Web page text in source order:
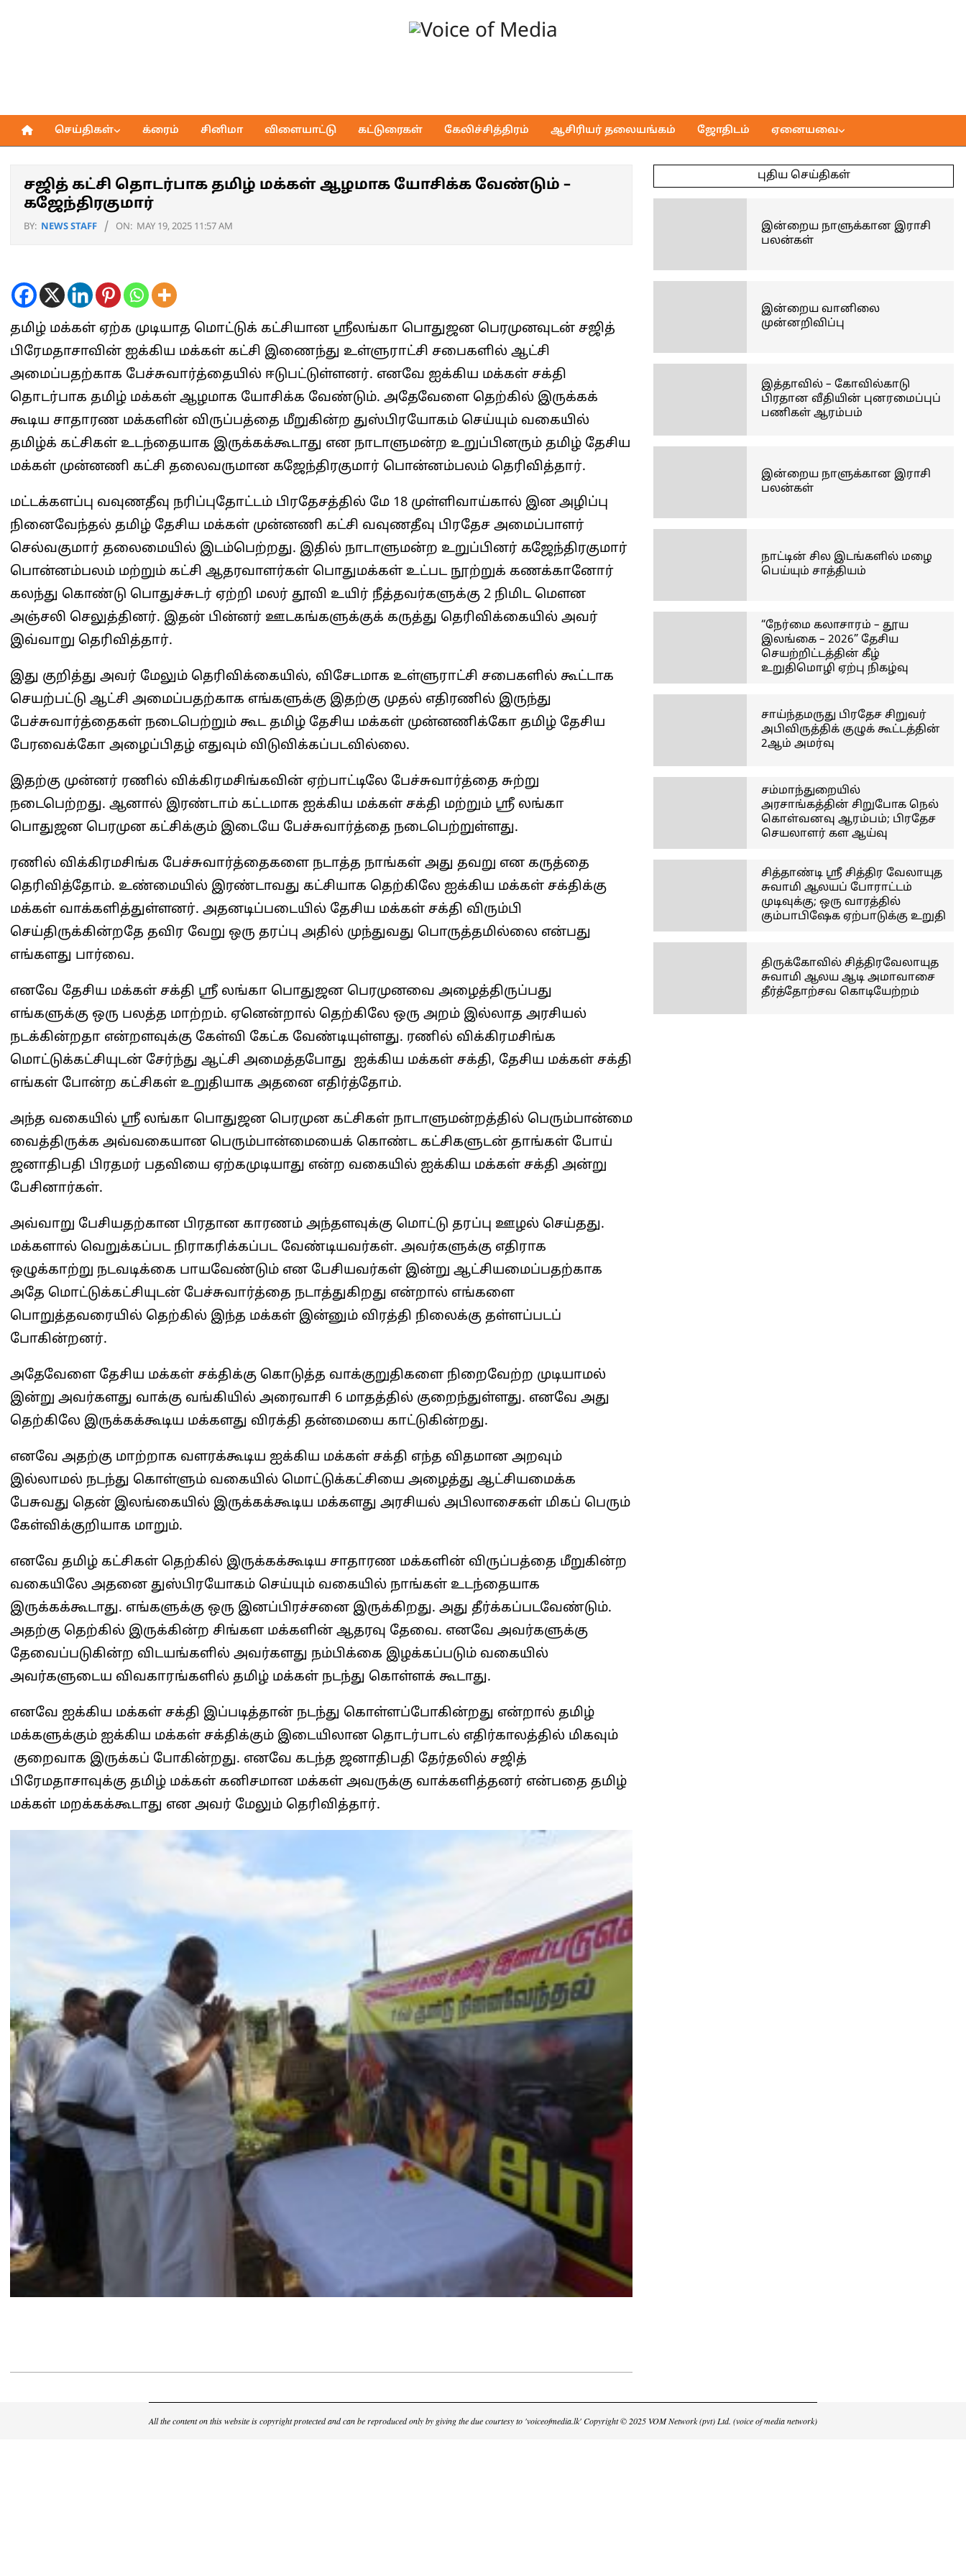
of
Media
Primary
செய்திகள் க்ரைம் சினிமா விளையாட்டு கட்டுரைகள் கேலிச்சித்திரம் ஆசிரியர் தலையங்கம் ஜோதிடம் ஏனையவை
சஜித் கட்சி தொடர்பாக தமிழ் மக்கள் ஆழமாக யோசிக்க வேண்டும் –
கஜேந்திரகுமார்
BY: NEWS STAFF ON: MAY 19, 2025 11:57 AM
தமிழ் மக்கள் ஏற்க முடியாத மொட்டுக் கட்சியான ஸ்ரீலங்கா பொதுஜன பெரமுனவுடன் சஜித்
பிரேமதாசாவின் ஐக்கிய மக்கள் கட்சி இணைந்து உள்ளுராட்சி சபைகளில் ஆட்சி
அமைப்பதற்காக பேச்சுவார்த்தையில் ஈடுபட்டுள்ளனர். எனவே ஐக்கிய மக்கள் சக்தி
தொடர்பாக தமிழ் மக்கள் ஆழமாக யோசிக்க வேண்டும். அதேவேளை தெற்கில் இருக்கக்
கூடிய சாதாரண மக்களின் விருப்பத்தை மீறுகின்ற துஸ்பிரயோகம் செய்யும் வகையில்
தமிழ்க் கட்சிகள் உடந்தையாக இருக்கக்கூடாது என நாடாளுமன்ற உறுப்பினரும் தமிழ் தேசிய
மக்கள் முன்னணி கட்சி தலைவருமான கஜேந்திரகுமார் பொன்னம்பலம் தெரிவித்தார்.
மட்டக்களப்பு வவுணதீவு நரிப்புதோட்டம் பிரதேசத்தில் மே 18 முள்ளிவாய்கால் இன அழிப்பு
நினைவேந்தல் தமிழ் தேசிய மக்கள் முன்னணி கட்சி வவுணதீவு பிரதேச அமைப்பாளர்
செல்வகுமார் தலைமையில் இடம்பெற்றது. இதில் நாடாளுமன்ற உறுப்பினர் கஜேந்திரகுமார்
பொன்னம்பலம் மற்றும் கட்சி ஆதரவாளர்கள் பொதுமக்கள் உட்பட நூற்றுக் கணக்கானோர்
கலந்து கொண்டு பொதுச்சுடர் ஏற்றி மலர் தூவி உயிர் நீத்தவர்களுக்கு 2 நிமிட மௌன
அஞ்சலி செலுத்தினர். இதன் பின்னர் ஊடகங்களுக்குக் கருத்து தெரிவிக்கையில் அவர்
இவ்வாறு தெரிவித்தார்.
இது குறித்து அவர் மேலும் தெரிவிக்கையில், விசேடமாக உள்ளுராட்சி சபைகளில் கூட்டாக
செயற்பட்டு ஆட்சி அமைப்பதற்காக எங்களுக்கு இதற்கு முதல் எதிரணில் இருந்து
பேச்சுவார்த்தைகள் நடைபெற்றும் கூட தமிழ் தேசிய மக்கள் முன்னணிக்கோ தமிழ் தேசிய
பேரவைக்கோ அழைப்பிதழ் எதுவும் விடுவிக்கப்படவில்லை.
இதற்கு முன்னர் ரணில் விக்கிரமசிங்கவின் ஏற்பாட்டிலே பேச்சுவார்த்தை சுற்று
நடைபெற்றது. ஆனால் இரண்டாம் கட்டமாக ஐக்கிய மக்கள் சக்தி மற்றும் ஸ்ரீ லங்கா
பொதுஜன பெரமுன கட்சிக்கும் இடையே பேச்சுவார்த்தை நடைபெற்றுள்ளது.
ரணில் விக்கிரமசிங்க பேச்சுவார்த்தைகளை நடாத்த நாங்கள் அது தவறு என கருத்தை
தெரிவித்தோம். உண்மையில் இரண்டாவது கட்சியாக தெற்கிலே ஐக்கிய மக்கள் சக்திக்கு
மக்கள் வாக்களித்துள்ளனர். அதனடிப்படையில் தேசிய மக்கள் சக்தி விரும்பி
செய்திருக்கின்றதே தவிர வேறு ஒரு தரப்பு அதில் முந்துவது பொருத்தமில்லை என்பது
எங்களது பார்வை.
எனவே தேசிய மக்கள் சக்தி ஸ்ரீ லங்கா பொதுஜன பெரமுனவை அழைத்திருப்பது
எங்களுக்கு ஒரு பலத்த மாற்றம். ஏனென்றால் தெற்கிலே ஒரு அறம் இல்லாத அரசியல்
நடக்கின்றதா என்றளவுக்கு கேள்வி கேட்க வேண்டியுள்ளது. ரணில் விக்கிரமசிங்க
மொட்டுக்கட்சியுடன் சேர்ந்து ஆட்சி அமைத்தபோது ஐக்கிய மக்கள் சக்தி, தேசிய மக்கள் சக்தி
எங்கள் போன்ற கட்சிகள் உறுதியாக அதனை எதிர்த்தோம்.
அந்த வகையில் ஸ்ரீ லங்கா பொதுஜன பெரமுன கட்சிகள் நாடாளுமன்றத்தில் பெரும்பான்மை
வைத்திருக்க அவ்வகையான பெரும்பான்மையைக் கொண்ட கட்சிகளுடன் தாங்கள் போய்
ஜனாதிபதி பிரதமர் பதவியை ஏற்கமுடியாது என்ற வகையில் ஐக்கிய மக்கள் சக்தி அன்று
பேசினார்கள்.
அவ்வாறு பேசியதற்கான பிரதான காரணம் அந்தளவுக்கு மொட்டு தரப்பு ஊழல் செய்தது.
மக்களால் வெறுக்கப்பட நிராகரிக்கப்பட வேண்டியவர்கள். அவர்களுக்கு எதிராக
ஒழுக்காற்று நடவடிக்கை பாயவேண்டும் என பேசியவர்கள் இன்று ஆட்சியமைப்பதற்காக
அதே மொட்டுக்கட்சியுடன் பேச்சுவார்த்தை நடாத்துகிறது என்றால் எங்களை
பொறுத்தவரையில் தெற்கில் இந்த மக்கள் இன்னும் விரத்தி நிலைக்கு தள்ளப்படப்
போகின்றனர்.
அதேவேளை தேசிய மக்கள் சக்திக்கு கொடுத்த வாக்குறுதிகளை நிறைவேற்ற முடியாமல்
இன்று அவர்களது வாக்கு வங்கியில் அரைவாசி 6 மாதத்தில் குறைந்துள்ளது. எனவே அது
தெற்கிலே இருக்கக்கூடிய மக்களது விரக்தி தன்மையை காட்டுகின்றது.
எனவே அதற்கு மாற்றாக வளரக்கூடிய ஐக்கிய மக்கள் சக்தி எந்த விதமான அறவும்
இல்லாமல் நடந்து கொள்ளும் வகையில் மொட்டுக்கட்சியை அழைத்து ஆட்சியமைக்க
பேசுவது தென் இலங்கையில் இருக்கக்கூடிய மக்களது அரசியல் அபிலாசைகள் மிகப் பெரும்
கேள்விக்குறியாக மாறும்.
எனவே தமிழ் கட்சிகள் தெற்கில் இருக்கக்கூடிய சாதாரண மக்களின் விருப்பத்தை மீறுகின்ற
வகையிலே அதனை துஸ்பிரயோகம் செய்யும் வகையில் நாங்கள் உடந்தையாக
இருக்கக்கூடாது. எங்களுக்கு ஒரு இனப்பிரச்சனை இருக்கிறது. அது தீர்க்கப்படவேண்டும்.
அதற்கு தெற்கில் இருக்கின்ற சிங்கள மக்களின் ஆதரவு தேவை. எனவே அவர்களுக்கு
தேவைப்படுகின்ற விடயங்களில் அவர்களது நம்பிக்கை இழக்கப்படும் வகையில்
அவர்களுடைய விவகாரங்களில் தமிழ் மக்கள் நடந்து கொள்ளக் கூடாது.
எனவே ஐக்கிய மக்கள் சக்தி இப்படித்தான் நடந்து கொள்ளப்போகின்றது என்றால் தமிழ்
மக்களுக்கும் ஐக்கிய மக்கள் சக்திக்கும் இடையிலான தொடர்பாடல் எதிர்காலத்தில் மிகவும்
குறைவாக இருக்கப் போகின்றது. எனவே கடந்த ஜனாதிபதி தேர்தலில் சஜித்
பிரேமதாசாவுக்கு தமிழ் மக்கள் கனிசமான மக்கள் அவருக்கு வாக்களித்தனர் என்பதை தமிழ்
மக்கள் மறக்கக்கூடாது என அவர் மேலும் தெரிவித்தார்.
புதிய செய்திகள்
இன்றைய நாளுக்கான இராசி
பலன்கள்
இன்றைய வானிலை
முன்னறிவிப்பு
இத்தாவில் – கோவில்காடு
பிரதான வீதியின் புனரமைப்புப்
பணிகள் ஆரம்பம்
இன்றைய நாளுக்கான இராசி
பலன்கள்
நாட்டின் சில இடங்களில் மழை
பெய்யும் சாத்தியம்
“நேர்மை கலாசாரம் – தூய
இலங்கை – 2026” தேசிய
செயற்றிட்டத்தின் கீழ்
உறுதிமொழி ஏற்பு நிகழ்வு
சாய்ந்தமருது பிரதேச சிறுவர்
அபிவிருத்திக் குழுக் கூட்டத்தின்
2ஆம் அமர்வு
சம்மாந்துறையில்
அரசாங்கத்தின் சிறுபோக நெல்
கொள்வனவு ஆரம்பம்; பிரதேச
செயலாளர் கள ஆய்வு
சித்தாண்டி ஸ்ரீ சித்திர வேலாயுத
சுவாமி ஆலயப் போராட்டம்
முடிவுக்கு; ஒரு வாரத்தில்
கும்பாபிஷேக ஏற்பாடுக்கு உறுதி
திருக்கோவில் சித்திரவேலாயுத
சுவாமி ஆலய ஆடி அமாவாசை
தீர்த்தோற்சவ கொடியேற்றம்
All the content on this website is copyright protected and can be reproduced only by giving the due courtesy to 'voiceofmedia.lk' Copyright © 2025 VOM Network (pvt) Ltd. (voice of media network)